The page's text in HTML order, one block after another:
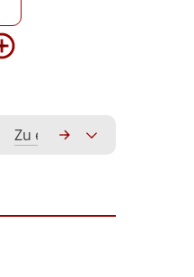
Zu erwerbende